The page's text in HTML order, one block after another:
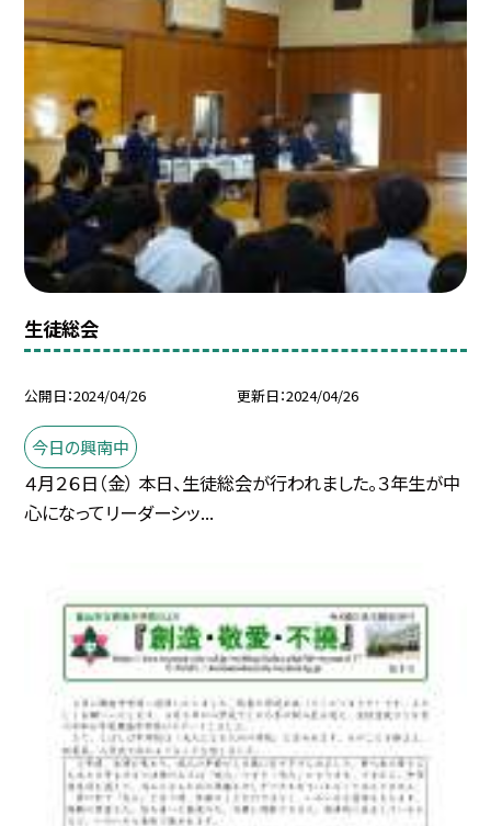
生徒総会
公開日 2024/04/26 更新日 2024/04/26
今日の興南中
４月２６日（金） 本日、生徒総会が行われました。３年生が中
心になってリーダーシッ...